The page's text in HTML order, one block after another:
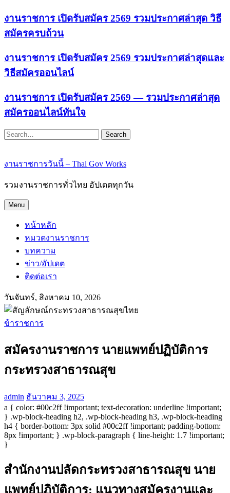
งานราชการ เปิดรับสมัคร 2569 รวมประกาศล่าสุด วิธี
สมัครครบถ้วน
งานราชการ เปิดรับสมัคร 2569 รวมประกาศล่าสุดและ
วิธีสมัครออนไลน์
งานราชการ เปิดรับสมัคร 2569 — รวมประกาศล่าสุด
สมัครออนไลน์ทันใจ
Search
งานราชการวันนี้ – Thai Gov Works
รวมงานราชการทั่วไทย อัปเดตทุกวัน
Menu
หน้าหลัก
หมวดงานราชการ
บทความ
ข่าว/อัปเดต
ติดต่อเรา
วันจันทร์, สิงหาคม 10, 2026
ข้าราชการ
สมัครงานราชการ นายแพทย์ปฏิบัติการ
กระทรวงสาธารณสุข
admin ธันวาคม 3, 2025
a { color: #00c2ff !important; text-decoration: underline !important;
} .wp-block-heading h2, .wp-block-heading h3, .wp-block-heading
h4 { border-bottom: 3px solid #00c2ff !important; padding-bottom:
8px !important; } .wp-block-paragraph { line-height: 1.7 !important;
}
สำนักงานปลัดกระทรวงสาธารณสุข นาย
แพทย์ปฏิบัติการ: แนวทางสมัครงานและ